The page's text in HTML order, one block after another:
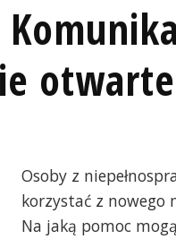
otwarte
Osoby z
korzystać z nowego
Na jaką pomoc